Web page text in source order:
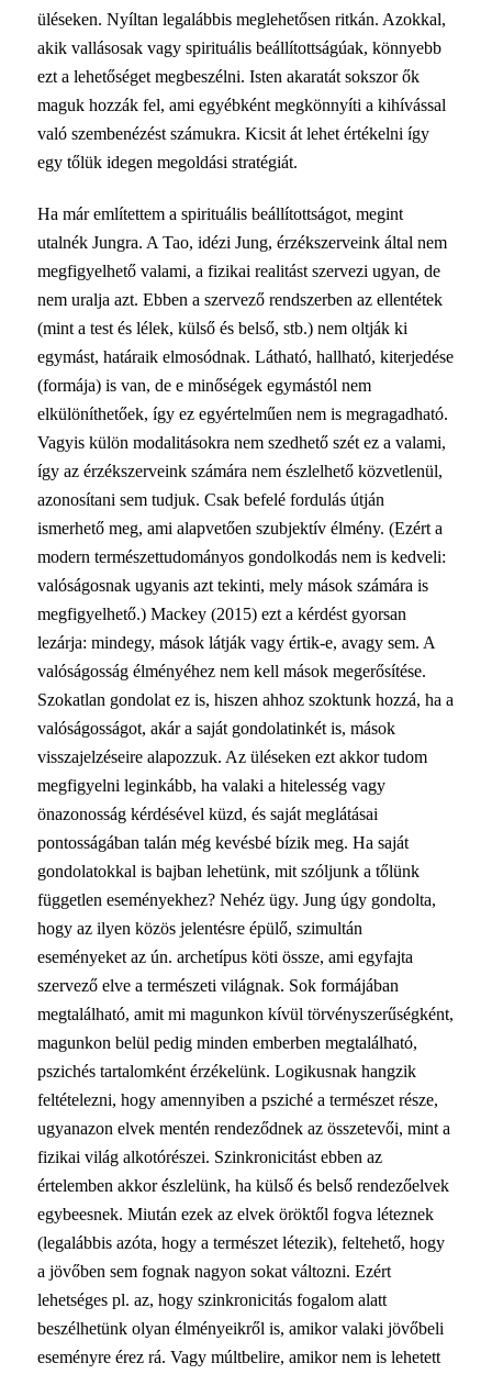
üléseken. Nyíltan legalábbis meglehetősen ritkán. Azokkal,
akik vallásosak vagy spirituális beállítottságúak, könnyebb
ezt a lehetőséget megbeszélni. Isten akaratát sokszor ők
maguk hozzák fel, ami egyébként megkönnyíti a kihívással
való szembenézést számukra. Kicsit át lehet értékelni így
egy tőlük idegen megoldási stratégiát.
Ha már említettem a spirituális beállítottságot, megint
utalnék Jungra. A Tao, idézi Jung, érzékszerveink által nem
megfigyelhető valami, a fizikai realitást szervezi ugyan, de
nem uralja azt. Ebben a szervező rendszerben az ellentétek
(mint a test és lélek, külső és belső, stb.) nem oltják ki
egymást, határaik elmosódnak. Látható, hallható, kiterjedése
(formája) is van, de e minőségek egymástól nem
elkülöníthetőek, így ez egyértelműen nem is megragadható.
Vagyis külön modalitásokra nem szedhető szét ez a valami,
így az érzékszerveink számára nem észlelhető közvetlenül,
azonosítani sem tudjuk. Csak befelé fordulás útján
ismerhető meg, ami alapvetően szubjektív élmény. (Ezért a
modern természettudományos gondolkodás nem is kedveli:
valóságosnak ugyanis azt tekinti, mely mások számára is
megfigyelhető.) Mackey (2015) ezt a kérdést gyorsan
lezárja: mindegy, mások látják vagy értik-e, avagy sem. A
valóságosság élményéhez nem kell mások megerősítése.
Szokatlan gondolat ez is, hiszen ahhoz szoktunk hozzá, ha a
valóságosságot, akár a saját gondolatinkét is, mások
visszajelzéseire alapozzuk. Az üléseken ezt akkor tudom
megfigyelni leginkább, ha valaki a hitelesség vagy
önazonosság kérdésével küzd, és saját meglátásai
pontosságában talán még kevésbé bízik meg. Ha saját
gondolatokkal is bajban lehetünk, mit szóljunk a tőlünk
független eseményekhez? Nehéz ügy. Jung úgy gondolta,
hogy az ilyen közös jelentésre épülő, szimultán
eseményeket az ún. archetípus köti össze, ami egyfajta
szervező elve a természeti világnak. Sok formájában
megtalálható, amit mi magunkon kívül törvényszerűségként,
magunkon belül pedig minden emberben megtalálható,
pszichés tartalomként érzékelünk. Logikusnak hangzik
feltételezni, hogy amennyiben a psziché a természet része,
ugyanazon elvek mentén rendeződnek az összetevői, mint a
fizikai világ alkotórészei. Szinkronicitást ebben az
értelemben akkor észlelünk, ha külső és belső rendezőelvek
egybeesnek. Miután ezek az elvek öröktől fogva léteznek
(legalábbis azóta, hogy a természet létezik), feltehető, hogy
a jövőben sem fognak nagyon sokat változni. Ezért
lehetséges pl. az, hogy szinkronicitás fogalom alatt
beszélhetünk olyan élményeikről is, amikor valaki jövőbeli
eseményre érez rá. Vagy múltbelire, amikor nem is lehetett